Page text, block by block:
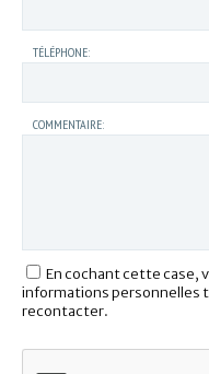
TÉLÉPHONE:
COMMENTAIRE:
En cochant cette case,
informations personnelles
recontacter.